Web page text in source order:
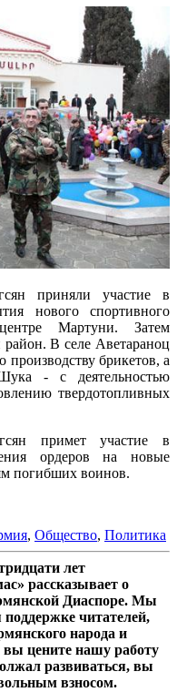
приняли участие в
нового спортивного
Мартуни. Затем
В селе Аветараноц
производству брикетов, а
- с деятельностью
твердотопливных
примет участие в
ордеров на новые
погибших воинов.
, Общество, Политика
лет
рассказывает о
Диаспоре. Мы
читателей,
народа и
цените нашу работу
развиваться, вы
взносом.